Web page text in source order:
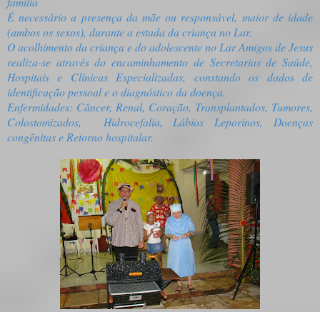
É necessário a presença da mãe ou responsável, maior de idade
(ambos os sexos), durante a estada da criança no Lar.
O acolhimento da criança e do adolescente no Lar Amigos de Jesus
realiza-se através do encaminhamento de Secretarias de Saúde,
Hospitais e Clínicas Especializadas, constando os dados de
identificação pessoal e o diagnóstico da doença.
Enfermidades: Câncer, Renal, Coração, Transplantados, Tumores,
Colostomizados,
Hidrocefalia, Lábios Leporinos, Doenças
congênitas e Retorno hospitalar.